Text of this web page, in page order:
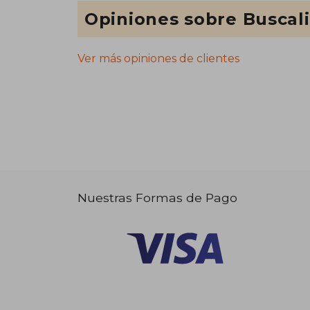
Opiniones sobre
Ver más opiniones de clientes
Nuestras Formas de Pago